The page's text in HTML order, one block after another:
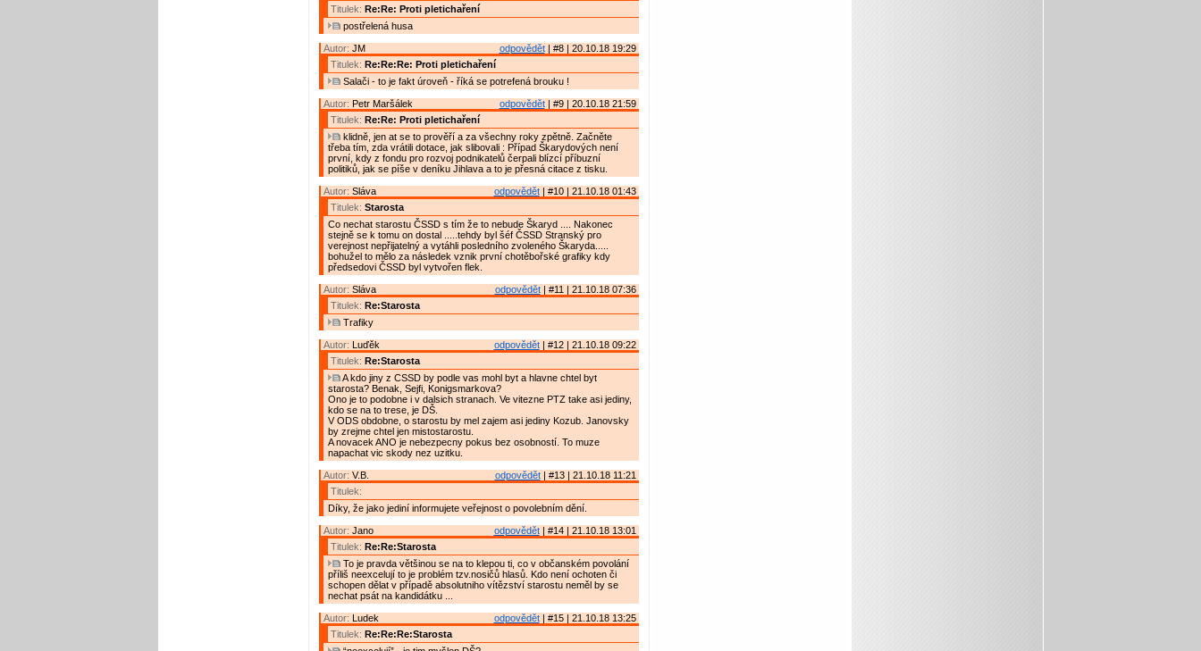
Titulek: Re:Re: Proti pletichaření
postřelená husa
odpovědět| #8 | 20.10.18 19:29
Autor: JM
Titulek: Re:Re:Re: Proti pletichaření
Salači - to je fakt úroveň - říká se potrefená brouku !
odpovědět| #9 | 20.10.18 21:59
Autor: Petr Maršálek
Titulek: Re:Re: Proti pletichaření
klidně, jen at se to prověří a za všechny roky zpětně. Začněte
třeba tím, zda vrátili dotace, jak slibovali : Případ Škarydových není
první, kdy z fondu pro rozvoj podnikatelů čerpali blízcí příbuzní
politiků, jak se píše v deníku Jihlava a to je přesná citace z tisku.
odpovědět| #10 | 21.10.18 01:43
Autor: Sláva
Titulek: Starosta
Co nechat starostu ČSSD s tím že to nebude Škaryd .... Nakonec
stejně se k tomu on dostal .....tehdy byl šéf ČSSD Stranský pro
verejnost nepřijatelný a vytáhli posledního zvoleného Škaryda.....
bohužel to mělo za následek vznik první chotěbořské grafiky kdy
předsedovi ČSSD byl vytvořen flek.
odpovědět| #11 | 21.10.18 07:36
Autor: Sláva
Titulek: Re:Starosta
Trafiky
odpovědět| #12 | 21.10.18 09:22
Autor: Luďěk
Titulek: Re:Starosta
A kdo jiny z CSSD by podle vas mohl byt a hlavne chtel byt
starosta? Benak, Sejfi, Konigsmarkova?
Ono je to podobne i v dalsich stranach. Ve vitezne PTZ take asi jediny,
kdo se na to trese, je DŠ.
V ODS obdobne, o starostu by mel zajem asi jediny Kozub. Janovsky
by zrejme chtel jen mistostarostu.
A novacek ANO je nebezpecny pokus bez osobností. To muze
napachat vic skody nez uzitku.
odpovědět| #13 | 21.10.18 11:21
Autor: V.B.
Titulek:
Díky, že jako jediní informujete veřejnost o povolebním dění.
odpovědět| #14 | 21.10.18 13:01
Autor: Jano
Titulek: Re:Re:Starosta
To je pravda většinou se na to klepou ti, co v občanském povolání
příliš neexcelují to je problém tzv.nosičů hlasů. Kdo není ochoten či
schopen dělat v případě absolutniho vítězství starostu neměl by se
nechat psát na kandidátku ...
odpovědět| #15 | 21.10.18 13:25
Autor: Ludek
Titulek: Re:Re:Re:Starosta